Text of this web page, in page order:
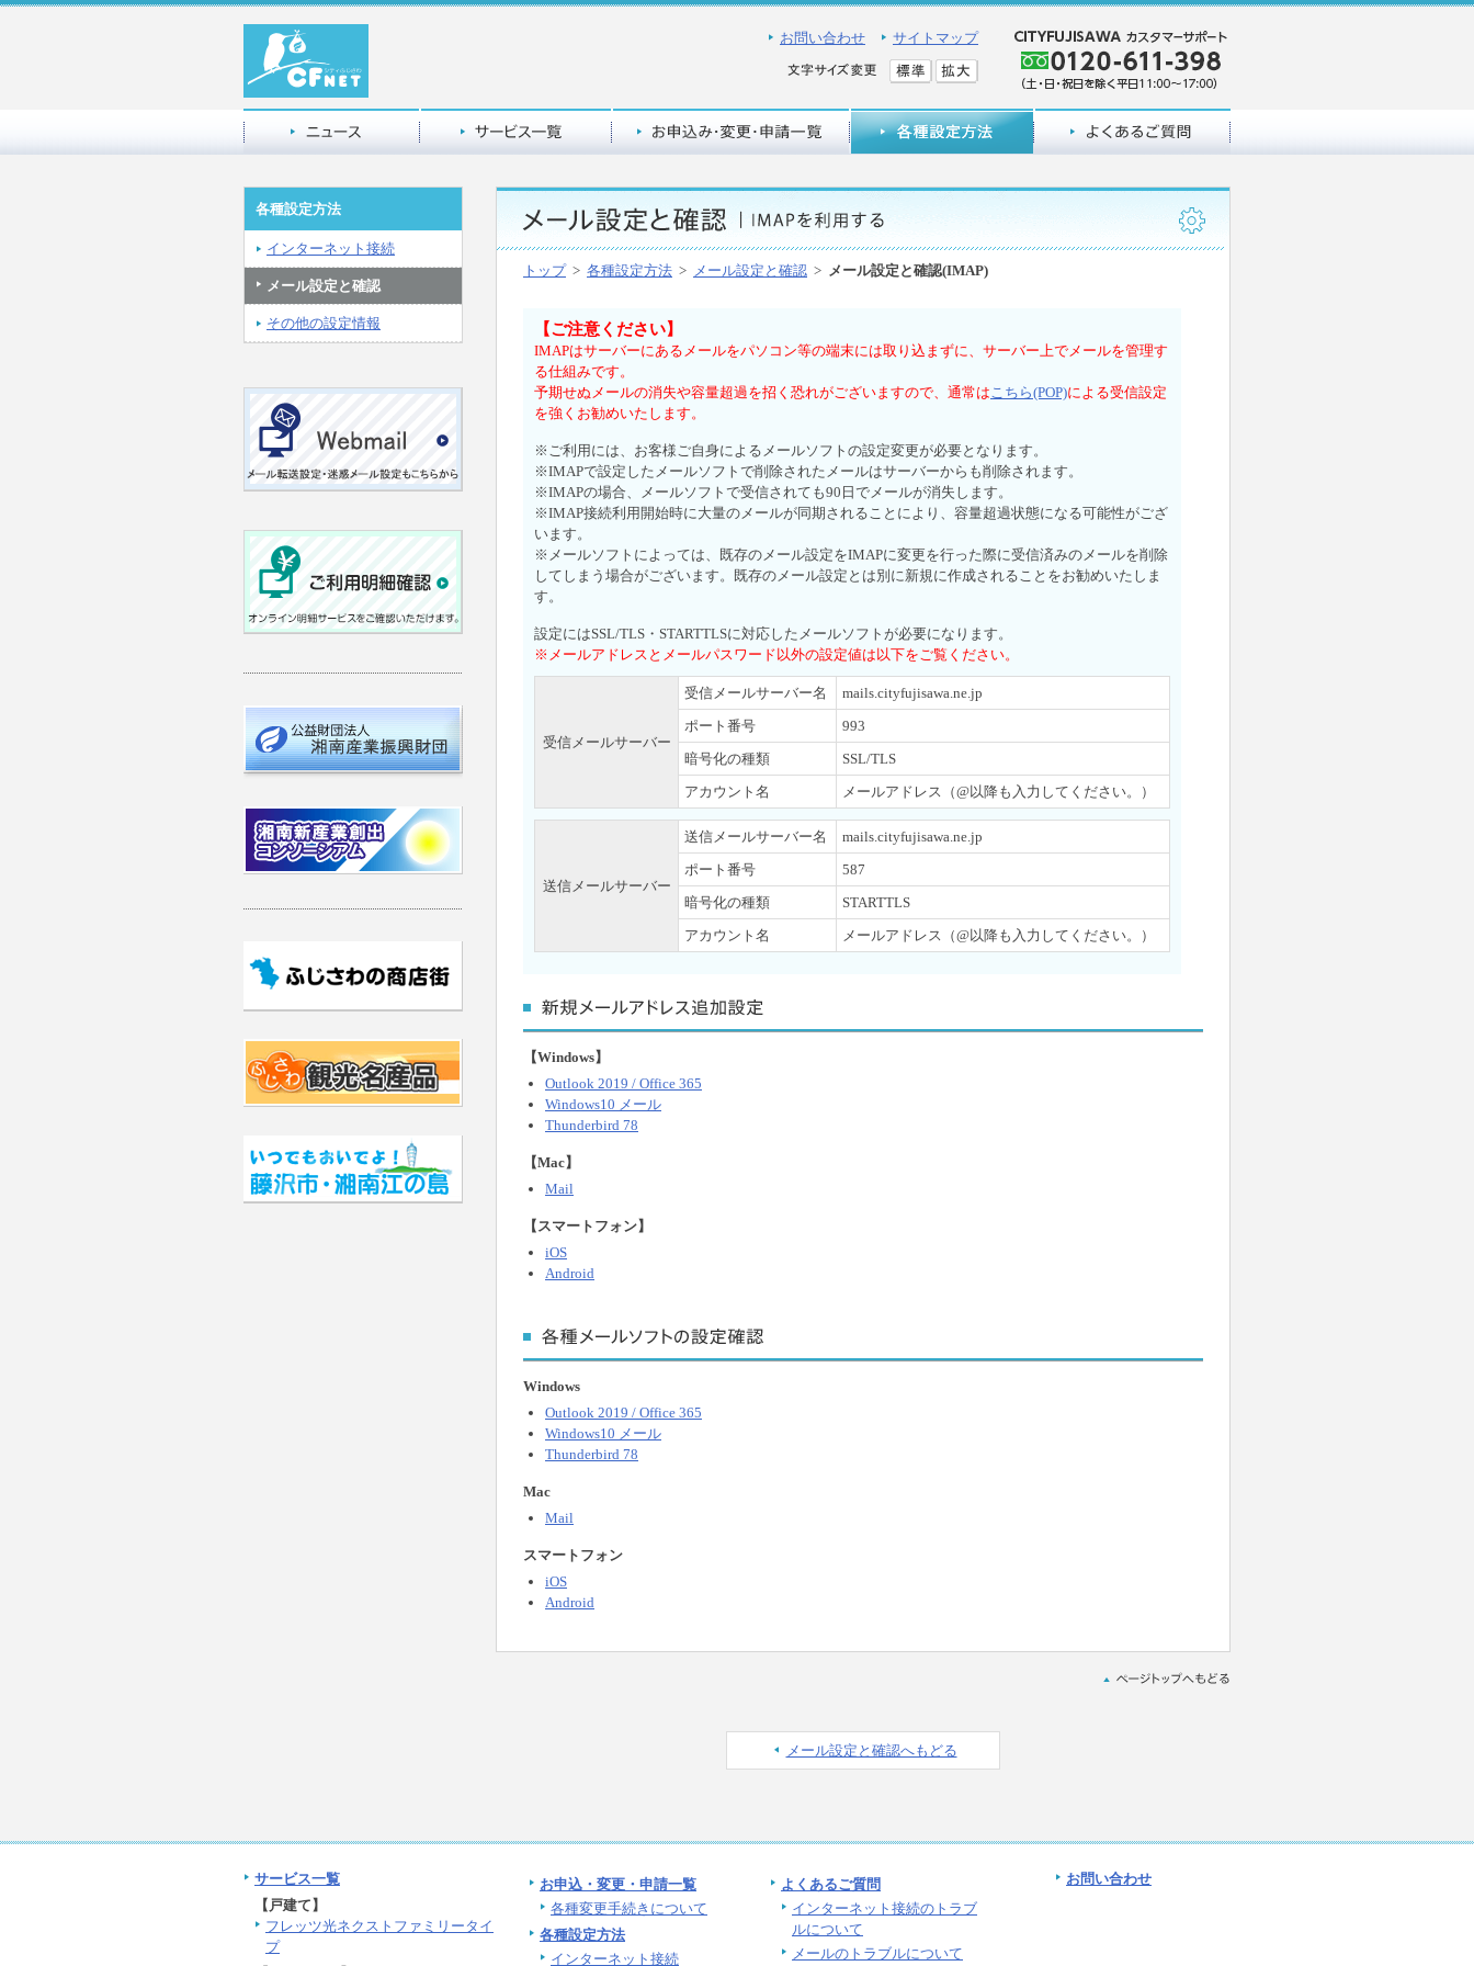
お問い合わせ サイトマップ
トップ> 各種設定方法 > メール設定と確認 > メール設定と確認(IMAP)
【ご注意ください】
IMAPはサーバーにあるメールをパソコン等の端末には取り込まずに、サーバー上でメールを管理す
る仕組みです。
予期せぬメールの消失や容量超過を招く恐れがございますので、通常はこちら(POP)による受信設定
を強くお勧めいたします。
※ご利用には、お客様ご自身によるメールソフトの設定変更が必要となります。
※IMAPで設定したメールソフトで削除されたメールはサーバーからも削除されます。
※IMAPの場合、メールソフトで受信されても90日でメールが消失します。
※IMAP接続利用開始時に大量のメールが同期されることにより、容量超過状態になる可能性がござ
います。
※メールソフトによっては、既存のメール設定をIMAPに変更を行った際に受信済みのメールを削除
してしまう場合がございます。既存のメール設定とは別に新規に作成されることをお勧めいたしま
す。
設定にはSSL/TLS・STARTTLSに対応したメールソフトが必要になります。
※メールアドレスとメールパスワード以外の設定値は以下をご覧ください。
受信メールサーバー
受信メールサーバー名
mails.cityfujisawa.ne.jp
ポート番号
993
暗号化の種類
SSL/TLS
アカウント名
メールアドレス（@以降も入力してください。）
送信メールサーバー
送信メールサーバー名
mails.cityfujisawa.ne.jp
ポート番号
587
暗号化の種類
STARTTLS
アカウント名
メールアドレス（@以降も入力してください。）
【Windows】
Outlook 2019 / Office 365
Windows10 メール
Thunderbird 78
【Mac】
Mail
【スマートフォン】
iOS
Android
Windows
Outlook 2019 / Office 365
Windows10 メール
Thunderbird 78
Mac
Mail
スマートフォン
iOS
Android
メール設定と確認へもどる
各種設定方法
インターネット接続
メール設定と確認
その他の設定情報
サービス一覧
【戸建て】
フレッツ光ネクストファミリータイ
プ
お申込・変更・申請一覧
各種変更手続きについて
各種設定方法
インターネット接続
よくあるご質問
インターネット接続のトラブ
ルについて
メールのトラブルについて
お問い合わせ